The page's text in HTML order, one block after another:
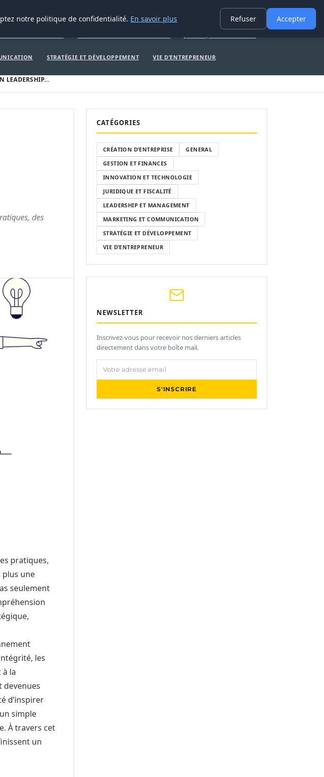
INNOVATION ET TECHNOLOGIE
STRATÉGIE ET DÉVELOPPEMENT VIE D’ENTREPRENEUR
LEADERSHIP…
des
pratiques,
plus une
seulement
les
la
devenues
d’inspirer
simple
À travers cet
un
CATÉGORIES
CRÉATION D’ENTREPRISE
GENERAL
GESTION ET FINANCES
INNOVATION ET TECHNOLOGIE
JURIDIQUE ET FISCALITÉ
LEADERSHIP ET MANAGEMENT
MARKETING ET COMMUNICATION
STRATÉGIE ET DÉVELOPPEMENT
VIE D’ENTREPRENEUR
NEWSLETTER
Inscrivez-vous pour recevoir nos derniers articles
directement dans votre boîte mail.
Votre adresse email
S'INSCRIRE
notre politique de confidentialité. En savoir plus Refuser Accepter